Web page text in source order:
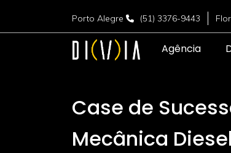
Porto Alegre (51) 3376-9443
Agência
Case de
Mecânica Diesel